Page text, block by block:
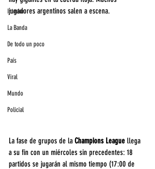
Interior
La Banda
De todo un poco
País
Viral
Mundo
Policial
jugadores argentinos salen a escena.
La fase de grupos de la Champions League llega
a su fin con un miércoles sin precedentes: 18
partidos se jugarán al mismo tiempo (17:00 de